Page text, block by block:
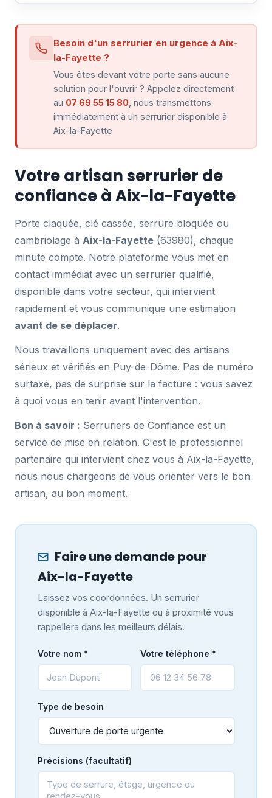
Besoin d'un serrurier en urgence à Aix-
la-Fayette ?
Vous êtes devant votre porte sans aucune
solution pour l'ouvrir ? Appelez directement
au 07 69 55 15 80 , nous transmettons
immédiatement à un serrurier disponible à
Aix-la-Fayette
Votre artisan serrurier de
confiance à Aix-la-Fayette
Porte claquée, clé cassée, serrure bloquée ou
cambriolage à Aix-la-Fayette (63980), chaque
minute compte. Notre plateforme vous met en
contact immédiat avec un serrurier qualifié,
disponible dans votre secteur, qui intervient
rapidement et vous communique une estimation
avant de se déplacer.
Nous travaillons uniquement avec des artisans
sérieux et vérifiés en Puy-de-Dôme. Pas de numéro
surtaxé, pas de surprise sur la facture : vous savez
à quoi vous en tenir avant l'intervention.
Bon à savoir : Serruriers de Confiance est un
service de mise en relation. C'est le professionnel
partenaire qui intervient chez vous à Aix-la-Fayette,
nous nous chargeons de vous orienter vers le bon
artisan, au bon moment.
Faire une demande pour
Aix-la-Fayette
Laissez vos coordonnées. Un serrurier
disponible à Aix-la-Fayette ou à proximité vous
rappellera dans les meilleurs délais.
Votre nom * Votre téléphone *
Type de besoin
Précisions (facultatif)